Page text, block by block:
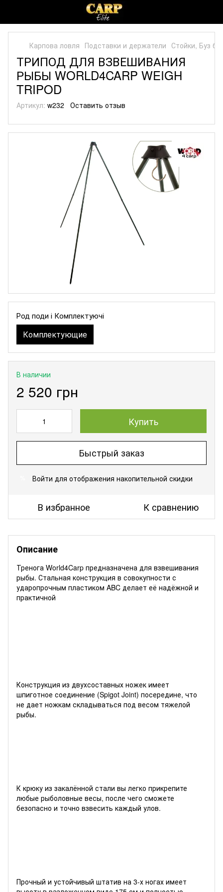
Карпова ловля Подставки и держатели Стойки, Буз
ТРИПОД ДЛЯ ВЗВЕШИВАНИЯ
РЫБЫ WORLD4CARP WEIGH
TRIPOD
Артикул: w232 Оставить отзыв
Род поди і Комплектуючі
Комплектующие
В наличии
2 520 грн
Купить
Быстрый заказ
Войти для отображения накопительной скидки
В избранное К сравнению
Описание
Тренога World4Carp предназначена для взвешивания
рыбы. Стальная конструкция в совокупности с
ударопрочным пластиком ABC делает её надёжной и
практичной
Конструкция из двухсоставных ножек имеет
шпиготное соединение (Spigot Joint) посередине, что
не дает ножкам складываться под весом тяжелой
рыбы.
К крюку из закалённой стали вы легко прикрепите
любые рыболовные весы, после чего сможете
безопасно и точно взвесить каждый улов.
Прочный и устойчивый штатив на 3-х ногах имеет